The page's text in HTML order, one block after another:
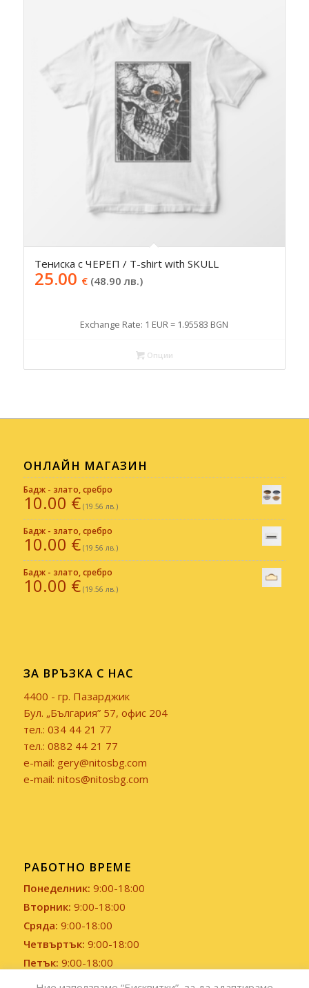
Тениска с ЧЕРЕП / T-shirt with SKULL
25.00 €(48.90 лв.)
Exchange Rate: 1 EUR = 1.95583 BGN
Опции
ОНЛАЙН МАГАЗИН
Бадж - злато, сребро
10.00 €(19.56 лв.)
Бадж - злато, сребро
10.00 €(19.56 лв.)
Бадж - злато, сребро
10.00 €(19.56 лв.)
ЗА ВРЪЗКА С НАС
4400 - гр. Пазарджик
Бул. „България” 57, офис 204
тел.: 034 44 21 77
тел.: 0882 44 21 77
e-mail: gery@nitosbg.com
e-mail: nitos@nitosbg.com
РАБОТНО ВРЕМЕ
Понеделник: 9:00-18:00
Вторник: 9:00-18:00
Сряда: 9:00-18:00
Четвъртък: 9:00-18:00
Петък: 9:00-18:00
Събота и Неделя: Почивен ден